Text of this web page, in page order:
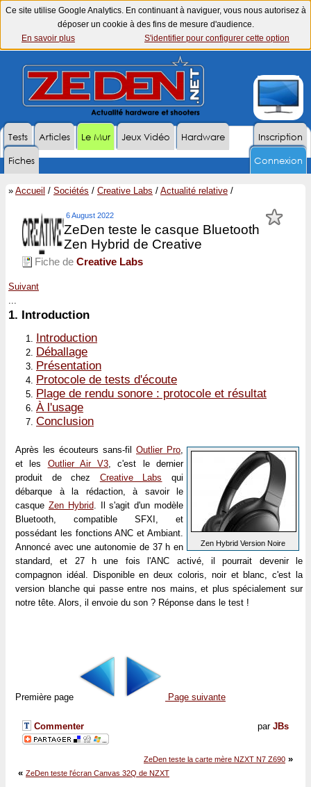
Ce site utilise Google Analytics. En continuant à naviguer, vous nous autorisez à
déposer un cookie à des fins de mesure d'audience.
En savoir plus
S'identifier pour configurer cette option
Inscription
Tests Articles Le Mur Jeux Vidéo
Hardware
Fiches
Connexion
» Accueil / Sociétés / Creative Labs / Actualité relative /
6 August 2022
ZeDen teste le casque Bluetooth
Zen Hybrid de Creative
Fiche de Creative Labs
Suivant
...
1. Introduction
Introduction
Déballage
Présentation
Protocole de tests d'écoute
Plage de rendu sonore : protocole et résultat
À l'usage
Conclusion
Zen Hybrid Version Noire
Après les écouteurs sans-fil Outlier Pro
et les Outlier Air V3 , c'est le dernier
produit de chez Creative Labs qui
débarque à la rédaction, à savoir le
casque Zen Hybrid. Il s'agit d'un modèle
Bluetooth, compatible SFXI, et
possédant les fonctions ANC et Ambiant.
Annoncé avec une autonomie de 37 h en
standard, et 27 h une fois l'ANC activé, il pourrait devenir le
compagnon idéal. Disponible en deux coloris, noir et blanc, c'est la
version blanche qui passe entre nos mains, et plus spécialement sur
notre tête. Alors, il envoie du son ? Réponse dans le test !
Première page Page suivante
par JBs
Commenter
ZeDen teste la carte mère NZXT N7 Z690 »
« ZeDen teste l'écran Canvas 32Q de NZXT